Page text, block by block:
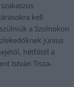
kell
a Szolnokon
június
hétfőtől a
István Tisza-